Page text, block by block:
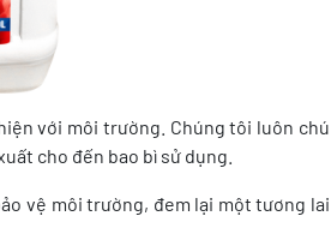
với môi trường. Chúng tôi luôn chú
cho đến bao bì sử dụng.
vệ môi trường, đem lại một tương lai